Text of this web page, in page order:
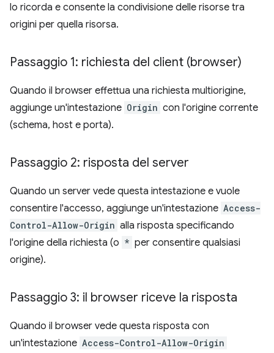
lo ricorda e consente la condivisione delle risorse tra
origini per quella risorsa.
Passaggio 1: richiesta del client (browser)
Quando il browser effettua una richiesta multiorigine,
aggiunge un'intestazione Origin con l'origine corrente
(schema, host e porta).
Passaggio 2: risposta del server
Quando un server vede questa intestazione e vuole
consentire l'accesso, aggiunge un'intestazione Access-
Control-Allow-Origin alla risposta specificando
l'origine della richiesta (o * per consentire qualsiasi
origine).
Passaggio 3: il browser riceve la risposta
Quando il browser vede questa risposta con
un'intestazione Access-Control-Allow-Origin